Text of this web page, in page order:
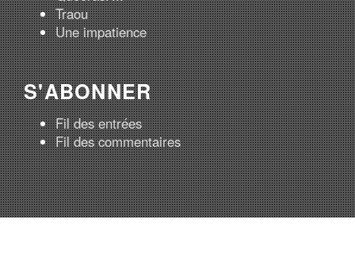
Traou
Une impatience
S'ABONNER
Fil des entrées
Fil des commentaires